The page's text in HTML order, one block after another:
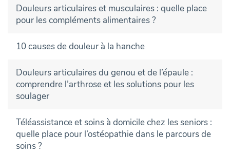
Douleurs articulaires et musculaires : quelle place
pour les compléments alimentaires ?
10 causes de douleur à la hanche
Douleurs articulaires du genou et de l’épaule :
comprendre l’arthrose et les solutions pour les
soulager
Téléassistance et soins à domicile chez les seniors :
quelle place pour l’ostéopathie dans le parcours de
soins ?